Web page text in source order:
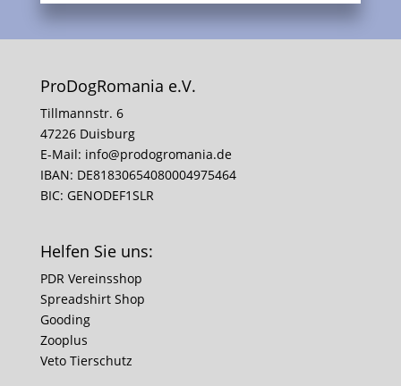
ProDogRomania e.V.
Tillmannstr. 6
47226 Duisburg
E-Mail: info@prodogromania.de
IBAN: DE81830654080004975464
BIC: GENODEF1SLR
Helfen Sie uns:
PDR Vereinsshop
Spreadshirt Shop
Gooding
Zooplus
Veto Tierschutz